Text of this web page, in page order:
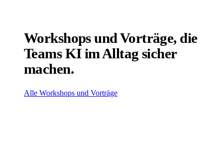
Workshops und Vorträge, die
Teams KI im Alltag sicher
machen.
Alle Workshops und Vorträge